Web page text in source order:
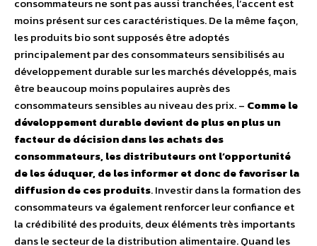
consommateurs ne sont pas aussi tranchées, l’accent est
moins présent sur ces caractéristiques. De la même façon,
les produits bio sont supposés être adoptés
principalement par des consommateurs sensibilisés au
développement durable sur les marchés développés, mais
être beaucoup moins populaires auprès des
consommateurs sensibles au niveau des prix. – Comme le
développement durable devient de plus en plus un
facteur de décision dans les achats des
consommateurs, les distributeurs ont l’opportunité
de les éduquer, de les informer et donc de favoriser la
diffusion de ces produits. Investir dans la formation des
consommateurs va également renforcer leur confiance et
la crédibilité des produits, deux éléments très importants
dans le secteur de la distribution alimentaire. Quand les